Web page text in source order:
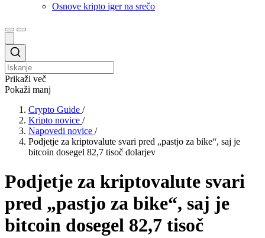
Osnove kripto iger na srečo
Prikaži več
Pokaži manj
Crypto Guide /
Kripto novice /
Napovedi novice /
Podjetje za kriptovalute svari pred „pastjo za bike“, saj je
bitcoin dosegel 82,7 tisoč dolarjev
Podjetje za kriptovalute svari
pred „pastjo za bike“, saj je
bitcoin dosegel 82,7 tisoč